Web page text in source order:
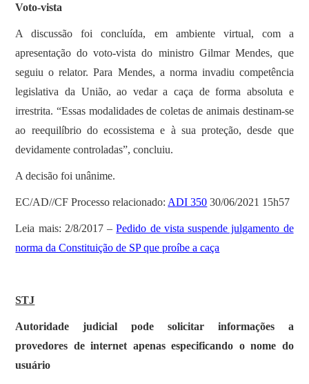
Voto-vista
A discussão foi concluída, em ambiente virtual, com a
apresentação do voto-vista do ministro Gilmar Mendes, que
seguiu o relator. Para Mendes, a norma invadiu competência
legislativa da União, ao vedar a caça de forma absoluta e
irrestrita. “Essas modalidades de coletas de animais destinam-se
ao reequilíbrio do ecossistema e à sua proteção, desde que
devidamente controladas”, concluiu.
A decisão foi unânime.
EC/AD//CF Processo relacionado: ADI 350 30/06/2021 15h57
Leia mais: 2/8/2017 –Pedido de vista suspende julgamento de
norma da Constituição de SP que proíbe a caça
STJ
Autoridade judicial pode solicitar informações a
provedores de internet apenas especificando o nome do
usuário